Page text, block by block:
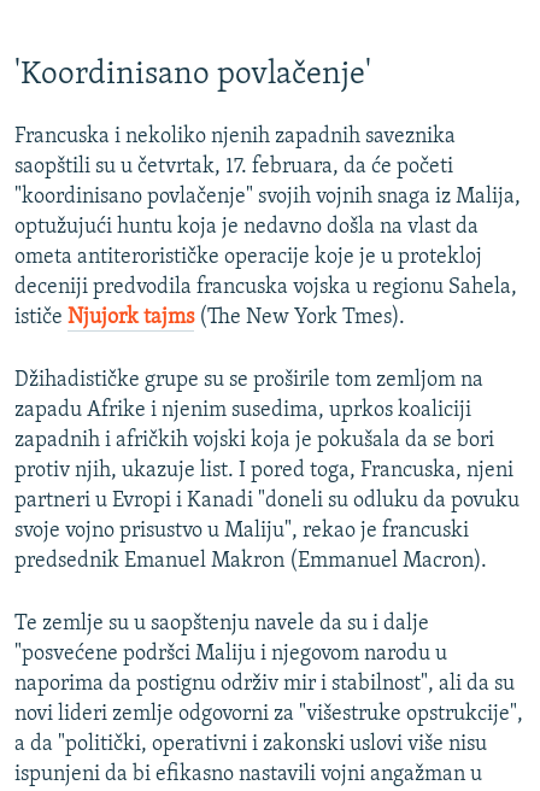
'Koordinisano povlačenje'
Francuska i nekoliko njenih zapadnih saveznika
saopštili su u četvrtak, 17. februara, da će početi
"koordinisano povlačenje" svojih vojnih snaga iz Malija,
optužujući huntu koja je nedavno došla na vlast da
ometa antiterorističke operacije koje je u protekloj
deceniji predvodila francuska vojska u regionu Sahela,
ističe Njujork tajms(The New York Tmes).
Džihadističke grupe su se proširile tom zemljom na
zapadu Afrike i njenim susedima, uprkos koaliciji
zapadnih i afričkih vojski koja je pokušala da se bori
protiv njih, ukazuje list. I pored toga, Francuska, njeni
partneri u Evropi i Kanadi "doneli su odluku da povuku
svoje vojno prisustvo u Maliju", rekao je francuski
predsednik Emanuel Makron (Emmanuel Macron).
Te zemlje su u saopštenju navele da su i dalje
"posvećene podršci Maliju i njegovom narodu u
naporima da postignu održiv mir i stabilnost", ali da su
novi lideri zemlje odgovorni za "višestruke opstrukcije",
a da "politički, operativni i zakonski uslovi više nisu
ispunjeni da bi efikasno nastavili vojni angažman u